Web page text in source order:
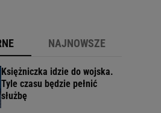
NAJNOWSZE
Księżniczka idzie do wojska.
Tyle czasu będzie pełnić
służbę